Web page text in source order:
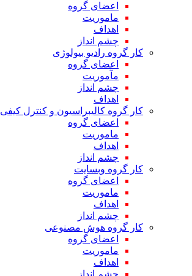
اعضای گروه
ماموریت
اهداف
چشم انداز
کار گروه رادیو بیولوژی
اعضای گروه
مآموریت
چشم انداز
اهداف
کار گروه کالیبراسیون و کنترل کیفی
اعضای گروه
ماموریت
اهداف
چشم انداز
کار گروه وبسایت
اعضای گروه
ماموریت
اهداف
چشم انداز
کار گروه هوش مصنوعی
اعضای گروه
ماموریت
اهداف
چشم انداز